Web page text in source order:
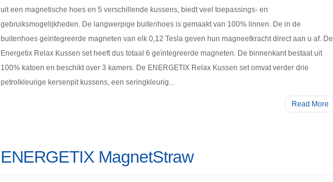
uit een magnetische hoes en 5 verschillende kussens, biedt veel toepassings- en
gebruiksmogelijkheden. De langwerpige buitenhoes is gemaakt van 100% linnen. De in de
buitenhoes geïntegreerde magneten van elk 0,12 Tesla geven hun magneetkracht direct aan u af. De
Energetix Relax Kussen set heeft dus totaal 6 geïntegreerde magneten. De binnenkant bestaat uit
100% katoen en beschikt over 3 kamers. De ENERGETIX Relax Kussen set omvat verder drie
petrolkleurige kersenpit kussens, een seringkleurig...
Read More
ENERGETIX MagnetStraw